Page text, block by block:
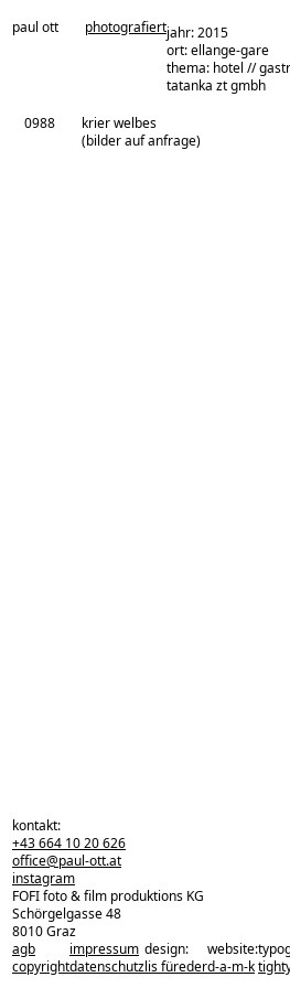
paul ott photografiertjahr: 2015
ort: ellange-gare
thema: hotel //
architekturbüro:
tatanka zt gmbh
0988
krier welbes
(bilder auf anfrage)
zurück zu den projekten
kontakt:
+43 664 10 20 626
office@paul-ott.at
instagram
FOFI foto & film produktions KG
Schörgelgasse 48
8010 Graz
agb
copyright
impressum
datenschutz
design:
lis füreder
website:
d-a-m-k